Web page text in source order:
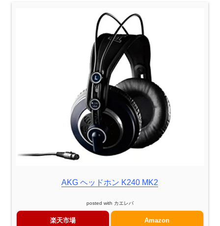
AKG ヘッドホン K240 MK2
posted with カエレバ
楽天市場 Amazon